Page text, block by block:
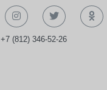
+7 (812) 346-52-26